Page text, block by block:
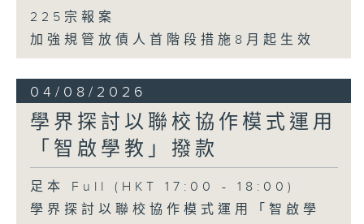
225宗報案
加強規管放債人首階段措施8月起生效
04/08/2026
學界探討以聯校協作模式運用
「智啟學教」撥款
足本 Full (HKT 17:00 - 18:00)
學界探討以聯校協作模式運用「智啟學